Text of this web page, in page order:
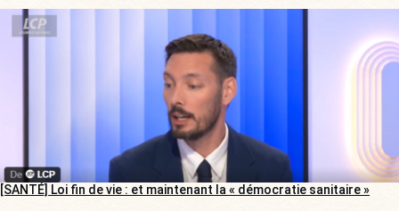
[SANTÉ] Loi fin de vie : et maintenant la « démocratie sanitaire »